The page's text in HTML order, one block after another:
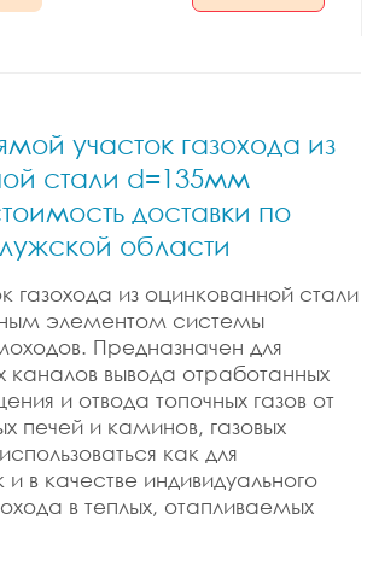
участок газохода из
стали d=135мм
доставки по
области
газохода из оцинкованной стали
элементом системы
Предназначен для
каналов вывода отработанных
и отвода топочных газов от
печей и каминов, газовых
как для
в качестве индивидуального
в теплых, отапливаемых